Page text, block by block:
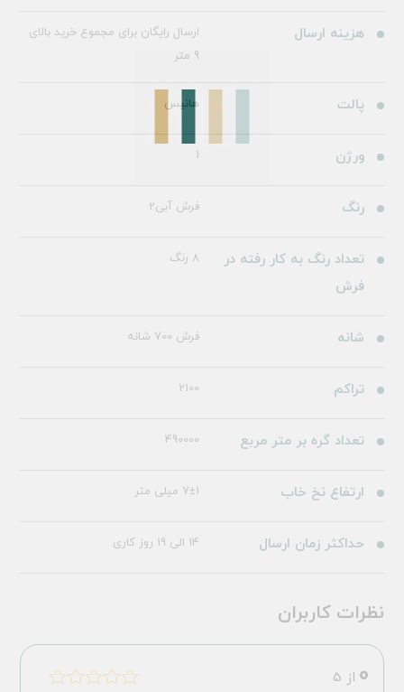
هزینه ارسال
ارسال رایگان برای مجموع خرید بالای
9 متر
پالت هانیس
ورژن 1
رنگ فرش آبی2
تعداد رنگ به کار رفته در
فرش
8 رنگ
شانه فرش 700 شانه
تراکم 2100
تعداد گره بر متر مربع 490000
ارتفاع نخ خاب 7±1 میلی متر
حداکثر زمان ارسال 14 الی 19 روز کاری
نظرات کاربران
0 از 5